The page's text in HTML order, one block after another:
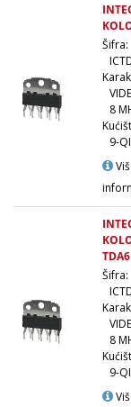
Šifra:
8
9-
Šifra:
8
9-